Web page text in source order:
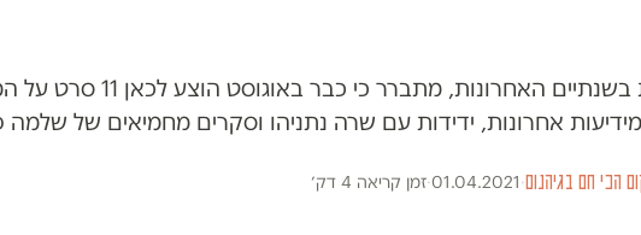
על אף הצהרות סותרות
אחרונות, ידידות עם שרה נתניהו וסקרים מחמיאים של שלמה
הכי חם בגיהנום·
01.04.2021
·זמן קריאה 4 דק׳